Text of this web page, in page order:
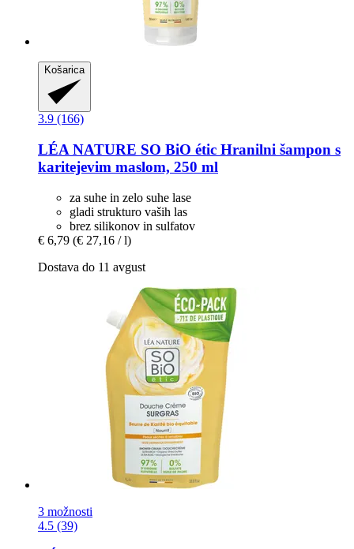
Košarica
3.9 (166)
LÉA NATURE SO BiO étic Hranilni šampon s
karitejevim maslom, 250 ml
za suhe in zelo suhe lase
gladi strukturo vaših las
brez silikonov in sulfatov
€ 6,79 (€ 27,16 / l)
Dostava do 11 avgust
3 možnosti
4.5 (39)